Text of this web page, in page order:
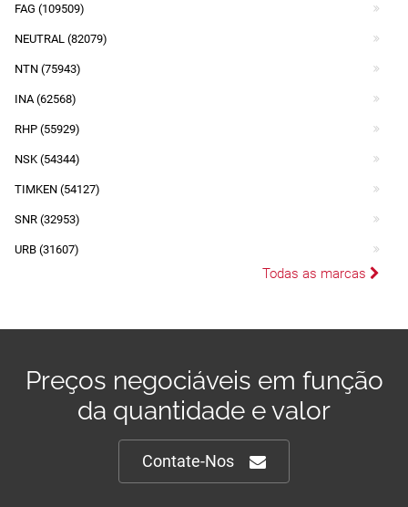
FAG (109509)
NEUTRAL (82079)
NTN (75943)
INA (62568)
RHP (55929)
NSK (54344)
TIMKEN (54127)
SNR (32953)
URB (31607)
Todas as marcas
Preços negociáveis em função
da quantidade e valor
Contate-Nos